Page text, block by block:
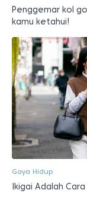
Penggemar kol
kamu ketahui!
Gaya Hidup
Ikigai Adalah